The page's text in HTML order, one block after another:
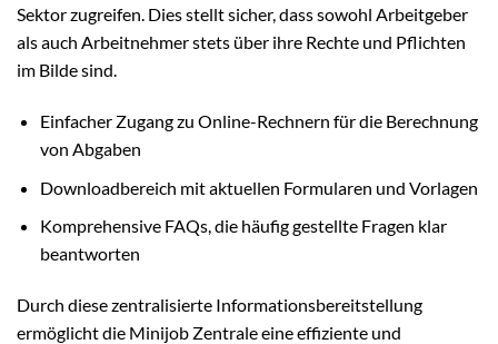
Sektor zugreifen. Dies stellt sicher, dass sowohl Arbeitgeber
als auch Arbeitnehmer stets über ihre Rechte und Pflichten
im Bilde sind.
Einfacher Zugang zu Online-Rechnern für die Berechnung
von Abgaben
Downloadbereich mit aktuellen Formularen und Vorlagen
Komprehensive FAQs, die häufig gestellte Fragen klar
beantworten
Durch diese zentralisierte Informationsbereitstellung
ermöglicht die Minijob Zentrale eine effiziente und